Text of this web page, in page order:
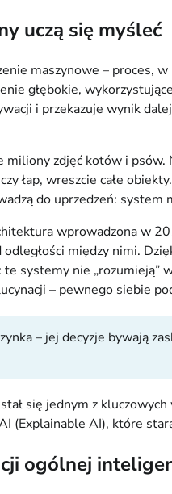
uczą się myśleć
maszynowe – proces,
głębokie,
i przekazuje wynik
zdjęć kotów i
łap, wreszcie całe
do uprzedzeń:
wprowadzona w
między nimi.
systemy nie
– pewnego siebie
– jej decyzje bywają
się jednym z
AI), które
ogólnej